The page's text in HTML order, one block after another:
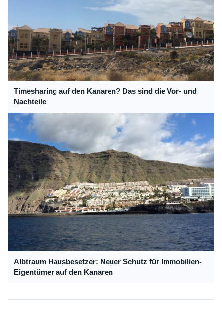
Timesharing auf den Kanaren? Das sind die Vor- und
Nachteile
Albtraum Hausbesetzer: Neuer Schutz für Immobilien-
Eigentümer auf den Kanaren